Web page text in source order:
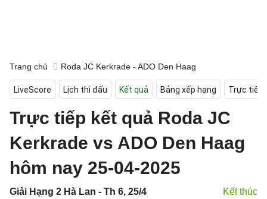
Trang chủ Roda JC Kerkrade - ADO Den Haag
LiveScore Lịch thi đấu Kết quả Bảng xếp hạng Trực tiếp
Trực tiếp kết quả Roda JC
Kerkrade vs ADO Den Haag
hôm nay 25-04-2025
Giải Hạng 2 Hà Lan - Th 6, 25/4 Kết thúc